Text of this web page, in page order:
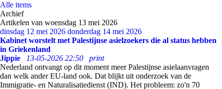
Alle items
Archief
Artikelen van woensdag 13 mei 2026
dinsdag 12 mei 2026 donderdag 14 mei 2026
Kabinet worstelt met Palestijnse asielzoekers die al status hebben
in Griekenland
Jippie
13-05-2026 22:50
print
Nederland ontvangt op dit moment meer Palestijnse asielaanvragen
dan welk ander EU-land ook. Dat blijkt uit onderzoek van de
Immigratie- en Naturalisatiedienst (IND). Het probleem: zo'n 70